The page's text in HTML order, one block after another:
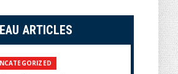
ARTICLES